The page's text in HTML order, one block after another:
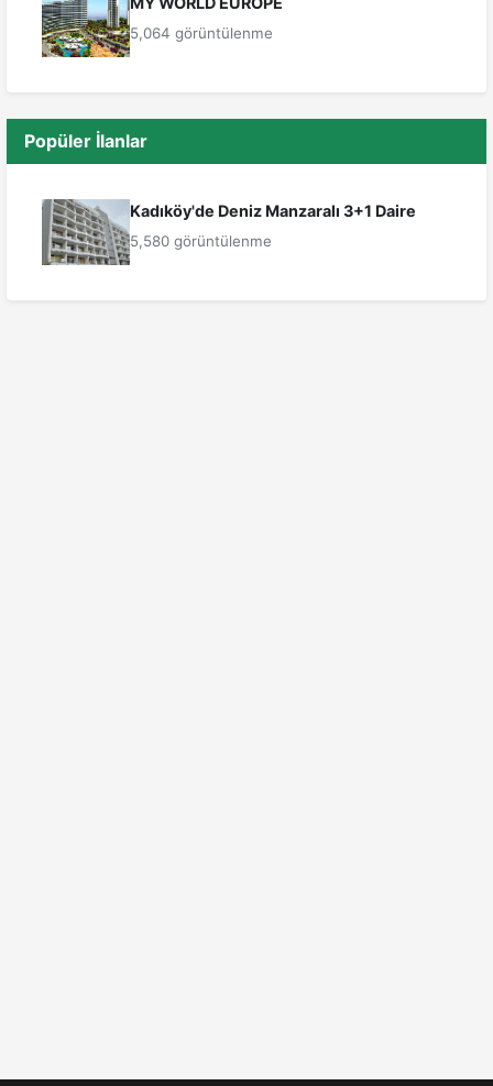
5,064 görüntülenme
Popüler İlanlar
Kadıköy'de Deniz Manzaralı 3+1 Daire
5,580 görüntülenme